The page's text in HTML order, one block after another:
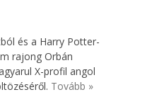
és a Harry Potter-
rajong Orbán
X-profil angol
Tovább »